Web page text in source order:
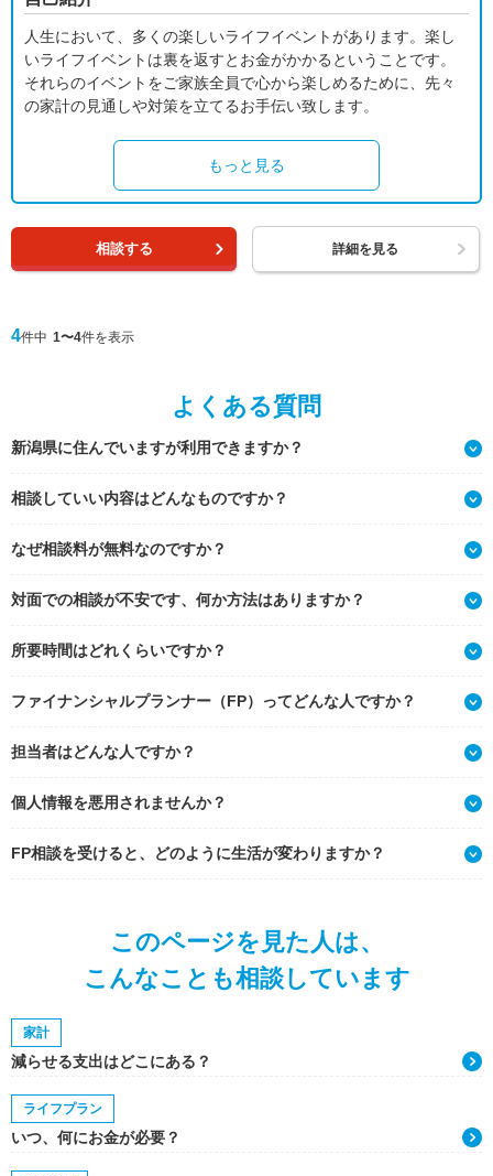
人生において、多くの楽しいライフイベントがあります。楽し
いライフイベントは裏を返すとお金がかかるということです。
それらのイベントをご家族全員で心から楽しめるために、先々
の家計の見通しや対策を立てるお手伝い致します。
もっと見る
相談する 詳細を見る
4件中 1〜4件を表示
よくある質問
新潟県に住んでいますが利用できますか？
相談していい内容はどんなものですか？
なぜ相談料が無料なのですか？
対面での相談が不安です、何か方法はありますか？
所要時間はどれくらいですか？
ファイナンシャルプランナー（FP）ってどんな人ですか？
担当者はどんな人ですか？
個人情報を悪用されませんか？
FP相談を受けると、どのように生活が変わりますか？
このページを見た人は、
こんなことも相談しています
家計
減らせる支出はどこにある？
ライフプラン
いつ、何にお金が必要？